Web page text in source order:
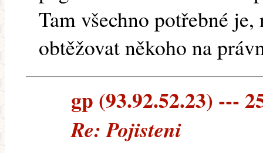
Tam všechno potřebné
obtěžovat někoho na
gp (93.92.52.23) ---
Re: Pojisteni